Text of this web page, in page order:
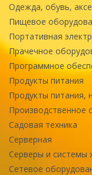
Одежда, обувь,
Пищевое
Портативная
Прачечное
Программное
Продукты питания
Продукты питания,
Производственное
Садовая техника
Серверная
Серверы и системы
Сетевое